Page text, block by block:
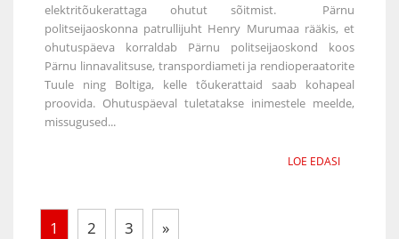
elektritõukerattaga ohutut sõitmist. Pärnu
politseijaoskonna patrullijuht Henry Murumaa rääkis, et
ohutuspäeva korraldab Pärnu politseijaoskond koos
Pärnu linnavalitsuse, transpordiameti ja rendioperaatorite
Tuule ning Boltiga, kelle tõukerattaid saab kohapeal
proovida. Ohutuspäeval tuletatakse inimestele meelde,
missugused...
LOE EDASI
1 2 3 »